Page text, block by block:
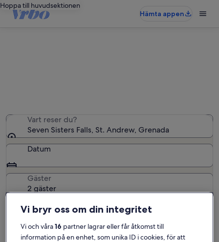
Hoppa till huvudsektionen
Hämta appen
Vart reser du?
Seven Sisters Falls, St. Andrew, Grenada
Datum
Gäster
2 gäster
Sök
Vi bryr oss om din integritet
Vi och våra16 partner lagrar eller får åtkomst till
information på en enhet, som unika ID i cookies, för att